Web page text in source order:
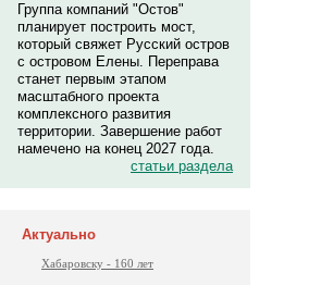
Группа компаний "Остов"
планирует построить мост,
который свяжет Русский остров
с островом Елены. Переправа
станет первым этапом
масштабного проекта
комплексного развития
территории. Завершение работ
намечено на конец 2027 года.
статьи раздела
Актуально
Хабаровску - 160 лет